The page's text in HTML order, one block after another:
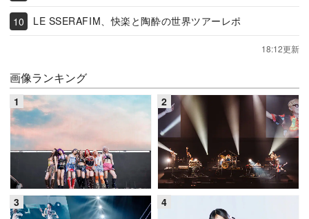
LE SSERAFIM、快楽と陶酔の世界ツアーレポ
18:12更新
画像ランキング